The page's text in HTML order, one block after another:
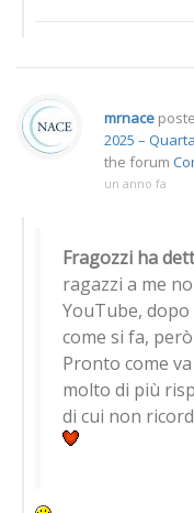
mrnace
2025 –
the forum
un anno fa
Fragozzi ha
ragazzi a me
YouTube,
come si fa,
Pronto come
molto di più
di cui non